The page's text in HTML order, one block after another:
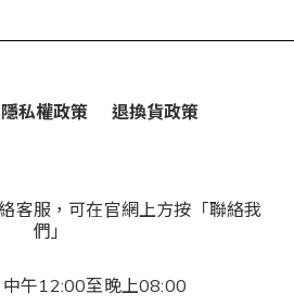
隱私權政策 退換貨政策
客服，可在官網上方按「聯絡我
們」
中午12:00至晚上08:00